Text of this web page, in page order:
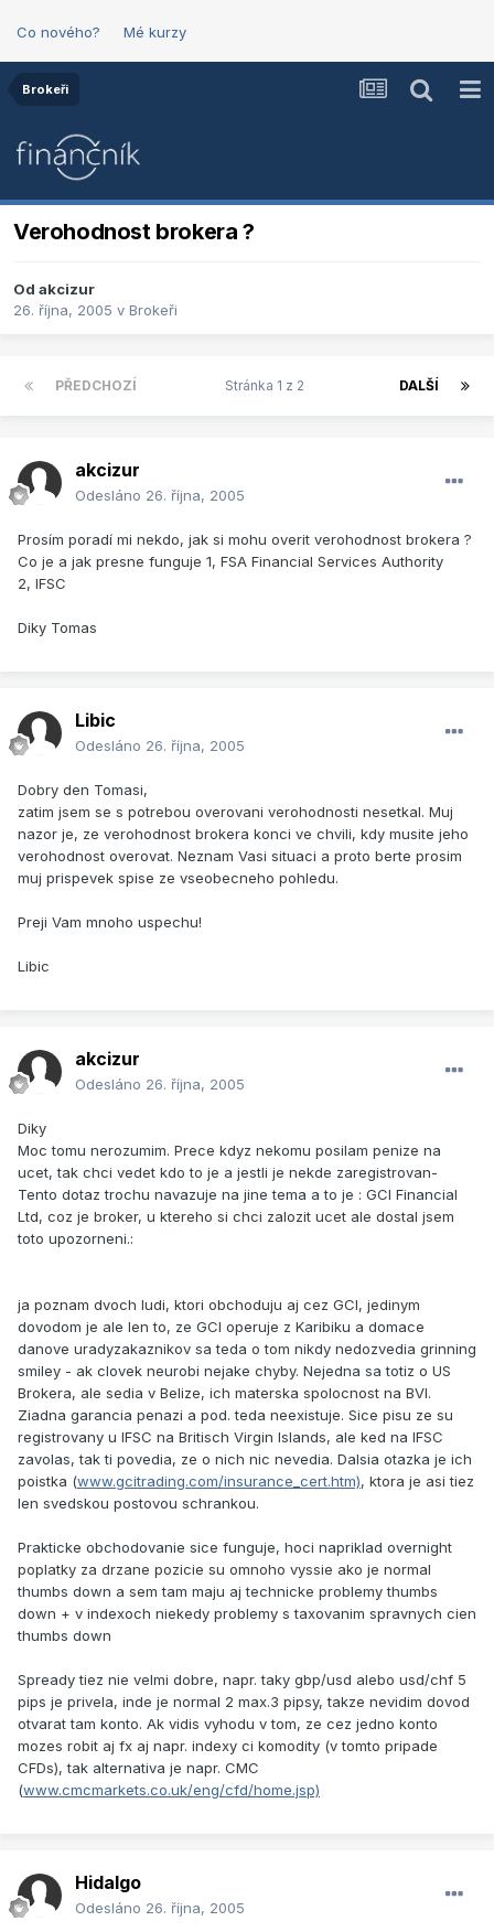
Co nového? Mé kurzy
Brokeři
Verohodnost brokera ?
Od akcizur
26. října, 2005 v Brokeři
PŘEDCHOZÍ DALŠÍ
Stránka 1 z 2
akcizur
Odesláno 26. října, 2005
Prosím poradí mi nekdo, jak si mohu overit verohodnost brokera ?
Co je a jak presne funguje 1, FSA Financial Services Authority
2, IFSC
Diky Tomas
Libic
Odesláno 26. října, 2005
Dobry den Tomasi,
zatim jsem se s potrebou overovani verohodnosti nesetkal. Muj
nazor je, ze verohodnost brokera konci ve chvili, kdy musite jeho
verohodnost overovat. Neznam Vasi situaci a proto berte prosim
muj prispevek spise ze vseobecneho pohledu.
Preji Vam mnoho uspechu!
Libic
akcizur
Odesláno 26. října, 2005
Diky
Moc tomu nerozumim. Prece kdyz nekomu posilam penize na
ucet, tak chci vedet kdo to je a jestli je nekde zaregistrovan-
Tento dotaz trochu navazuje na jine tema a to je : GCI Financial
Ltd, coz je broker, u ktereho si chci zalozit ucet ale dostal jsem
toto upozorneni.:
ja poznam dvoch ludi, ktori obchoduju aj cez GCI, jedinym
dovodom je ale len to, ze GCI operuje z Karibiku a domace
danove uradyzakaznikov sa teda o tom nikdy nedozvedia grinning
smiley - ak clovek neurobi nejake chyby. Nejedna sa totiz o US
Brokera, ale sedia v Belize, ich materska spolocnost na BVI.
Ziadna garancia penazi a pod. teda neexistuje. Sice pisu ze su
registrovany u IFSC na Britisch Virgin Islands, ale ked na IFSC
zavolas, tak ti povedia, ze o nich nic nevedia. Dalsia otazka je ich
poistka (www.gcitrading.com/insurance_cert.htm), ktora je asi tiez
len svedskou postovou schrankou.
Prakticke obchodovanie sice funguje, hoci napriklad overnight
poplatky za drzane pozicie su omnoho vyssie ako je normal
thumbs down a sem tam maju aj technicke problemy thumbs
down + v indexoch niekedy problemy s taxovanim spravnych cien
thumbs down
Spready tiez nie velmi dobre, napr. taky gbp/usd alebo usd/chf 5
pips je privela, inde je normal 2 max.3 pipsy, takze nevidim dovod
otvarat tam konto. Ak vidis vyhodu v tom, ze cez jedno konto
mozes robit aj fx aj napr. indexy ci komodity (v tomto pripade
CFDs), tak alternativa je napr. CMC
(www.cmcmarkets.co.uk/eng/cfd/home.jsp)
Hidalgo
Odesláno 26. října, 2005